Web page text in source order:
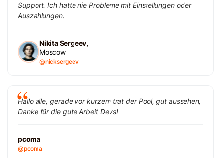
Support. Ich hatte nie Probleme mit Einstellungen oder
Auszahlungen.
Nikita Sergeev,
Moscow
@nicksergeev
Hallo alle, gerade vor kurzem trat der Pool, gut aussehen,
Danke für die gute Arbeit Devs!
pcoma
@pcoma